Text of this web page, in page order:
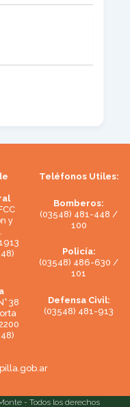
y
38
Teléfonos Utiles:
Bomberos:
(03548) 481-448 /
100
Policía:
(03548) 486-630 /
101
Defensa Civil:
(03548) 481-913
- Todos los derechos